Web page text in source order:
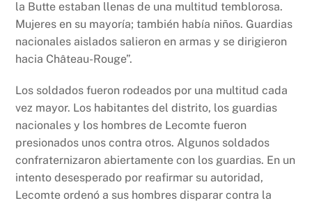
la Butte estaban llenas de una multitud temblorosa.
Mujeres en su mayoría; también había niños. Guardias
nacionales aislados salieron en armas y se dirigieron
hacia Château-Rouge”.
Los soldados fueron rodeados por una multitud cada
vez mayor. Los habitantes del distrito, los guardias
nacionales y los hombres de Lecomte fueron
presionados unos contra otros. Algunos soldados
confraternizaron abiertamente con los guardias. En un
intento desesperado por reafirmar su autoridad,
Lecomte ordenó a sus hombres disparar contra la